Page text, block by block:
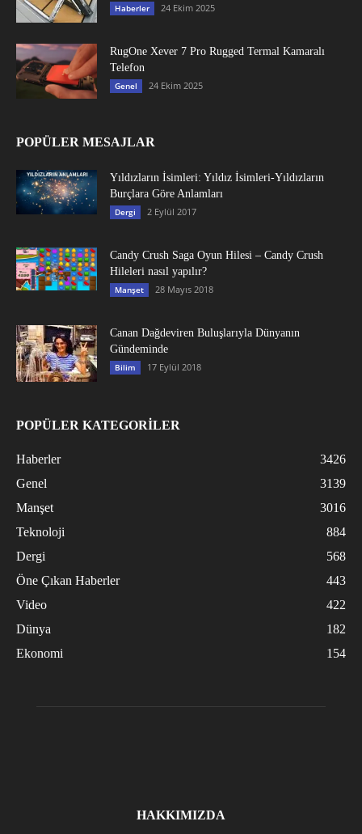
Haberler 24 Ekim 2025
RugOne Xever 7 Pro Rugged Termal Kamaralı
Telefon
Genel 24 Ekim 2025
POPÜLER MESAJLAR
Yıldızların İsimleri: Yıldız İsimleri-Yıldızların
Burçlara Göre Anlamları
Dergi 2 Eylül 2017
Candy Crush Saga Oyun Hilesi – Candy Crush
Hileleri nasıl yapılır?
Manşet 28 Mayıs 2018
Canan Dağdeviren Buluşlarıyla Dünyanın
Gündeminde
Bilim 17 Eylül 2018
POPÜLER KATEGORİLER
Haberler
3426
Genel
3139
Manşet
3016
Teknoloji
884
Dergi
568
Öne Çıkan Haberler
443
Video
422
Dünya
182
Ekonomi
154
HAKKIMIZDA